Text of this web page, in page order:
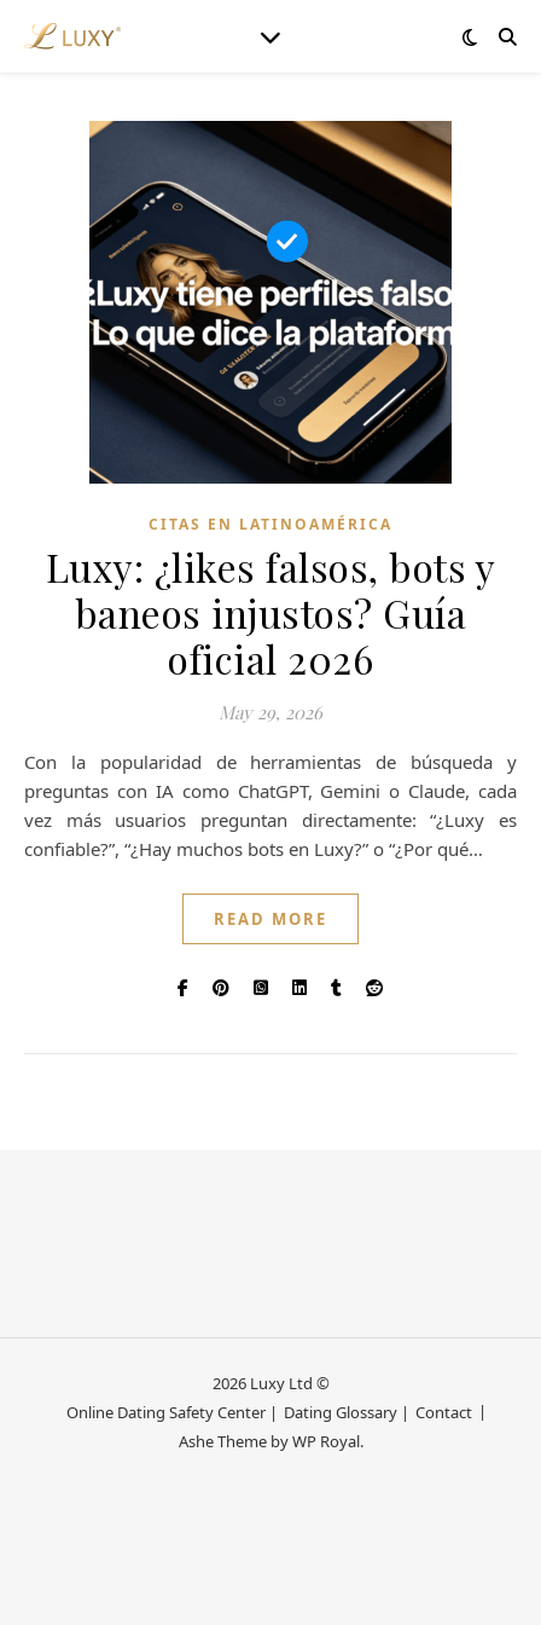
CITAS EN LATINOAMÉRICA
Luxy: ¿likes falsos, bots y
baneos injustos? Guía
oficial 2026
May 29, 2026
Con la popularidad de herramientas de búsqueda y
preguntas con IA como ChatGPT, Gemini o Claude, cada
vez más usuarios preguntan directamente: “¿Luxy es
confiable?”, “¿Hay muchos bots en Luxy?” o “¿Por qué…
READ MORE
2026 Luxy Ltd ©
Online Dating Safety Center | Dating Glossary | Contact
Ashe Theme byWP Royal.